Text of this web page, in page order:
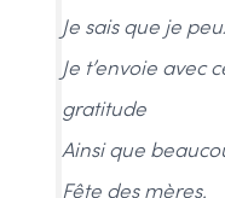
Je sais que je
Je t’envoie avec
gratitude
Ainsi que
Fête des mères.